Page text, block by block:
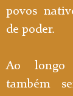
povos
de poder.
Ao longo
também